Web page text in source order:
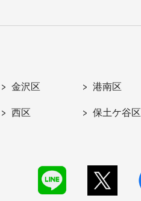
金沢区 港南区
西区 保土ケ谷区